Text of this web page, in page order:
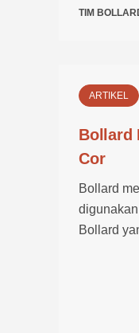
TIM
ARTIKEL
Bollard
Cor
Bollard
Bollard